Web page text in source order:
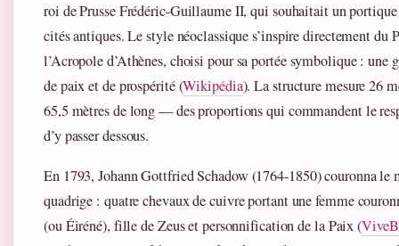
roi de Prusse Frédéric-Guillaume II, qui souhaitait un portique
cités antiques. Le style néoclassique s’inspire directement du
l’Acropole d’Athènes, choisi pour sa portée symbolique : une
de paix et de prospérité (Wikipédia). La structure mesure 26
65,5 mètres de long — des proportions qui commandent le
d’y passer dessous.
En 1793, Johann Gottfried Schadow (1764-1850) couronna le
quadrige : quatre chevaux de cuivre portant une femme
(ou Éiréné), fille de Zeus et personnification de la Paix (